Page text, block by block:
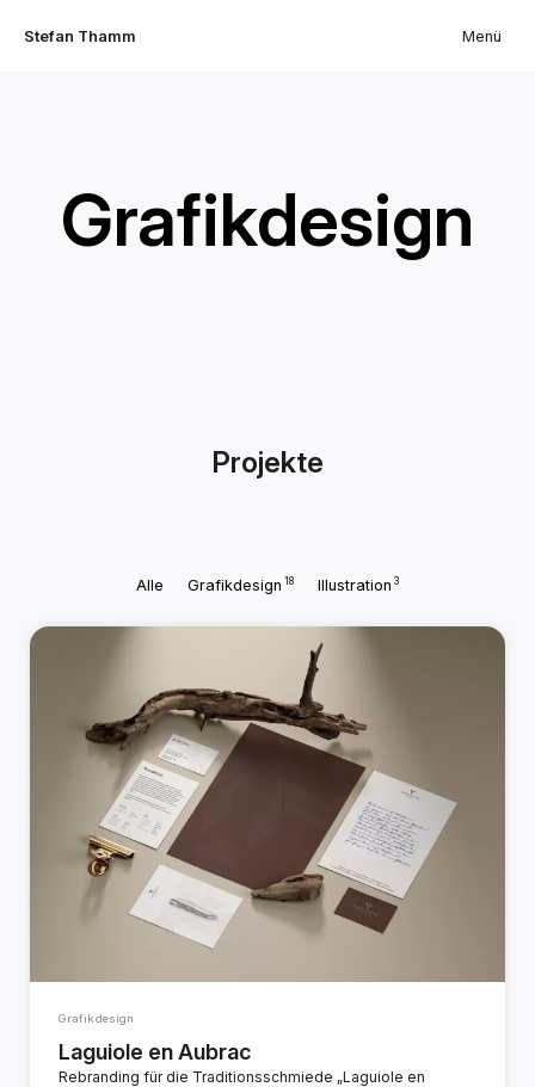
Stefan Thamm Menü
Grafikdesign
Projekte
Alle Grafikdesign 18 Illustration 3
Grafikdesign
Laguiole en Aubrac
Rebranding für die Traditionsschmiede „Laguiole en